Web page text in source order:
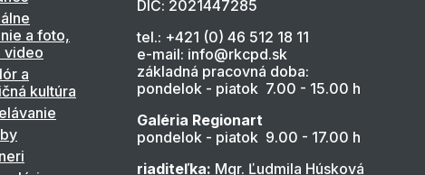
a foto,
video
a
kultúra
DIČ: 2021447285
tel.: +421 (0) 46 512 18 11
e-mail: info@rkcpd.sk
základná pracovná doba:
pondelok - piatok 7.00 - 15.00 h
Galéria Regionart
pondelok - piatok 9.00 - 17.00 h
riaditeľka: Mgr. Ľudmila Húsková